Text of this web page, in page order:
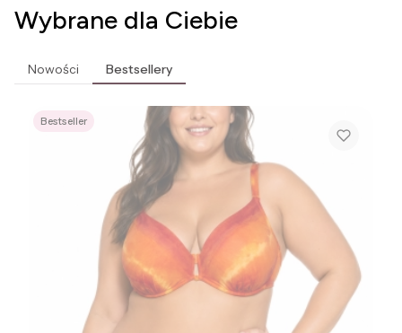
Wybrane dla Ciebie
Nowości Bestsellery
Bestseller